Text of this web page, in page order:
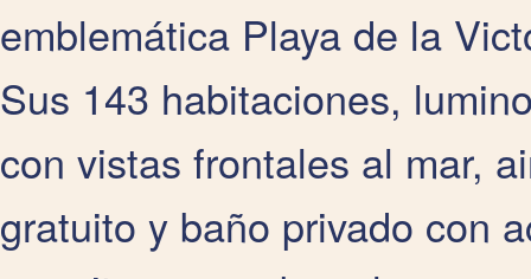
emblemática Playa de la
Sus 143 habitaciones,
con vistas frontales al mar,
gratuito y baño privado con